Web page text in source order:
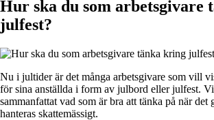
Hur ska du som arbetsgivare
julfest?
Nu i jultider är det många arbetsgivare som vill
för sina anställda i form av julbord eller julfest.
sammanfattat vad som är bra att tänka på när det
hanteras skattemässigt.